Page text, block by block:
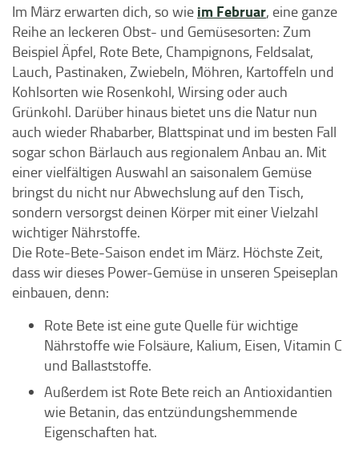
Im März erwarten dich, so wie im Februar, eine ganze
Reihe an leckeren Obst- und Gemüsesorten: Zum
Beispiel Äpfel, Rote Bete, Champignons, Feldsalat,
Lauch, Pastinaken, Zwiebeln, Möhren, Kartoffeln und
Kohlsorten wie Rosenkohl, Wirsing oder auch
Grünkohl. Darüber hinaus bietet uns die Natur nun
auch wieder Rhabarber, Blattspinat und im besten Fall
sogar schon Bärlauch aus regionalem Anbau an. Mit
einer vielfältigen Auswahl an saisonalem Gemüse
bringst du nicht nur Abwechslung auf den Tisch,
sondern versorgst deinen Körper mit einer Vielzahl
wichtiger Nährstoffe.
Die Rote-Bete-Saison endet im März. Höchste Zeit,
dass wir dieses Power-Gemüse in unseren Speiseplan
einbauen, denn:
Rote Bete ist eine gute Quelle für wichtige
Nährstoffe wie Folsäure, Kalium, Eisen, Vitamin C
und Ballaststoffe.
Außerdem ist Rote Bete reich an Antioxidantien
wie Betanin, das entzündungshemmende
Eigenschaften hat.